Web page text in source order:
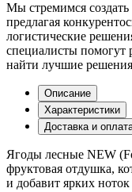
Мы стремимся
предлагая
логистические
специалисты помогут
найти лучшие
Описание
Характеристики
Доставка и
Ягоды лесные NEW
фруктовая отдушка,
и добавит ярких